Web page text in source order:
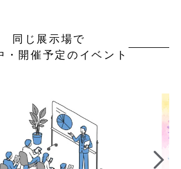
同じ展示場で
・開催予定のイベント